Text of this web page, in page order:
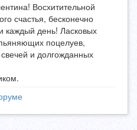
Восхитительной
счастья, бесконечно
каждый день! Ласковых
поцелуев,
и долгожданных